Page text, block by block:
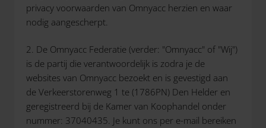
privacy voorwaarden van Omnyacc herzien en waar
nodig aangescherpt.
2. De Omnyacc Federatie (verder: "Omnyacc" of "Wij")
is de partij die verantwoordelijk is zodra je de
websites van Omnyacc bezoekt en is gevestigd aan
de Verkeerstorenweg 1 te (1786PN) Den Helder en
geregistreerd bij de Kamer van Koophandel onder
nummer: 37040435. Je kunt ons per e-mail bereiken